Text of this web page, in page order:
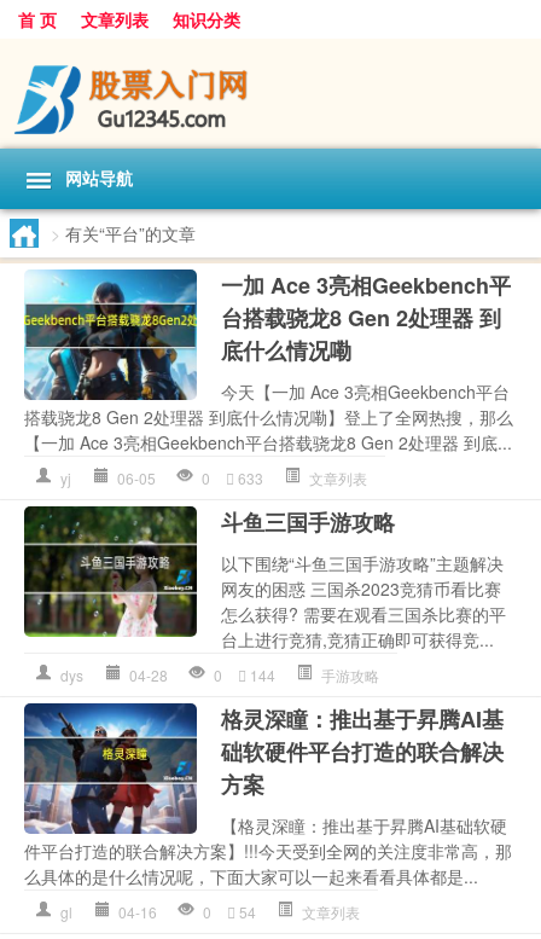
首 页 文章列表 知识分类
网站导航
> 有关“平台”的文章
一加 Ace 3亮相Geekbench平
台搭载骁龙8 Gen 2处理器 到
底什么情况嘞
今天【一加 Ace 3亮相Geekbench平台
搭载骁龙8 Gen 2处理器 到底什么情况嘞】登上了全网热搜，那么
【一加 Ace 3亮相Geekbench平台搭载骁龙8 Gen 2处理器 到底...
yj 06-05 0 633 文章列表
斗鱼三国手游攻略
以下围绕“斗鱼三国手游攻略”主题解决
网友的困惑 三国杀2023竞猜币看比赛
怎么获得? 需要在观看三国杀比赛的平
台上进行竞猜,竞猜正确即可获得竞...
dys 04-28 0 144 手游攻略
格灵深瞳：推出基于昇腾AI基
础软硬件平台打造的联合解决
方案
【格灵深瞳：推出基于昇腾AI基础软硬
件平台打造的联合解决方案】!!!今天受到全网的关注度非常高，那
么具体的是什么情况呢，下面大家可以一起来看看具体都是...
gl 04-16 0 54 文章列表